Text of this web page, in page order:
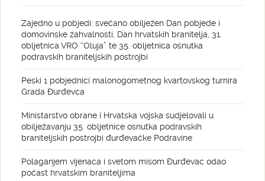
Zajedno u pobjedi: svečano obilježen Dan pobjede i
domovinske zahvalnosti, Dan hrvatskih branitelja, 31.
obljetnica VRO “Oluja” te 35. obljetnica osnutka
podravskih braniteljskih postrojbi
Peski 1 pobjednici malonogometnog kvartovskog turnira
Grada Đurđevca
Ministarstvo obrane i Hrvatska vojska sudjelovali u
obilježavanju 35. obljetnice osnutka podravskih
braniteljskih postrojbi đurđevačke Podravine
Polaganjem vijenaca i svetom misom Đurđevac odao
počast hrvatskim braniteljima